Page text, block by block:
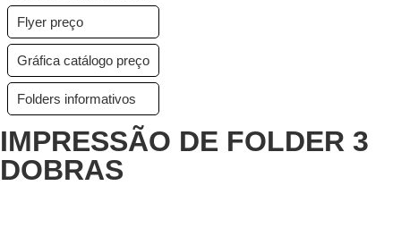
Flyer preço
Gráfica catálogo preço
Folders informativos
IMPRESSÃO DE FOLDER 3
DOBRAS